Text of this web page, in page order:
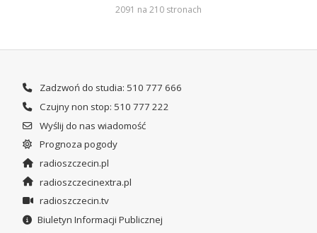
2091 na 210 stronach
Zadzwoń do studia: 510 777 666
Czujny non stop: 510 777 222
Wyślij do nas wiadomość
Prognoza pogody
radioszczecin.pl
radioszczecinextra.pl
radioszczecin.tv
Biuletyn Informacji Publicznej